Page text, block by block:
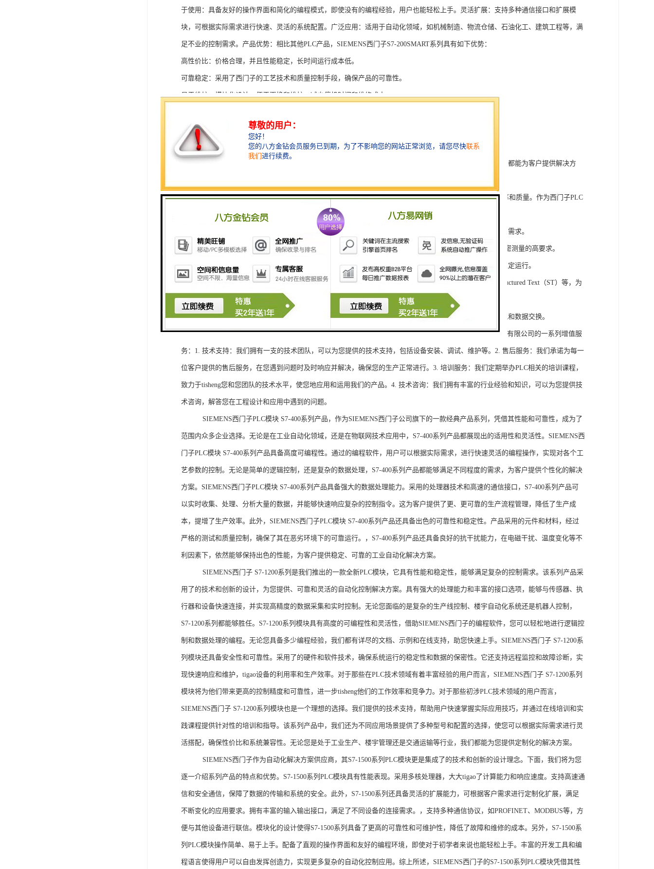
于使用：具备友好的操作界面和简化的编程模式，即使没有的编程经验，用户也能轻松上手。灵活扩展：支持多种通信接口和扩展模
块，可根据实际需求进行快速、灵活的系统配置。广泛应用：适用于自动化领域，如机械制造、物流仓储、石油化工、建筑工程等，满
足不业的控制需求。产品优势：相比其他PLC产品，SIEMENS西门子S7-200SMART系列具有如下优势：
高性价比：价格合理，并且性能稳定，长时间运行成本低。
可靠稳定：采用了西门子的工艺技术和质量控制手段，确保产品的可靠性。
易于维护：模块化设计，便于更换和维护，减少停机时间和维修成本。
灵活配置：多种通信接口和编程模式可选，满足不同用户的个性化要求。
快速部署：配备了完善的软件工具和技术支持，可快速部署系统，缩短项目周期。
在智能科技、自动化科技和机电领域内有着到的见解。无论是提供技术咨询，还是进行技术开发和转让，我们都能为客户提供解决方
SIEMENS西门子PLC模块S7-300系列产品是一系列高可靠性、高性能的工控设备，旨在tisheng生产效率和质量。作为西门子PLC
系列中的重要组成部分，S7-300系列产品具有以下突出特点：
1. 灵活性和可扩展性：S7-300系列产品设计特，可根据客户需求灵活配置输入输出模块，满足不同规模工程的需求。
2. 高速、高精度的模拟量输入输出：S7-300系列产品支持多达8个模拟量输入输出通道，可满足对于控制和精密测量的高要求。
3. 高可靠性和稳定性：S7-300系列产品采用的硬件和软件技术，具有高度可靠性和稳定性，保证系统的长期稳定运行。
4. 灵活可编程：S7-300系列产品采用TIA Portal开发环境，支持多种编程语言，如Ladder Diagram（LD）、Structured Text（ST）等，为
工程师提供了更多编程选择。
5. 可靠的通讯接口：S7-300系列产品配备丰富的通讯接口，可与其他工控设备无缝集成，实现设备之间的通讯和数据交换。
购买SIEMENS西门子PLC模块S7-300系列产品，不仅获得了可靠的工控设备，还将获得浔之漫智控技术(上海)有限公司的一系列增值服
务：1. 技术支持：我们拥有一支的技术团队，可以为您提供的技术支持，包括设备安装、调试、维护等。2. 售后服务：我们承诺为每一
位客户提供的售后服务，在您遇到问题时及时响应并解决，确保您的生产正常进行。3. 培训服务：我们定期举办PLC相关的培训课程，
致力于tisheng您和您团队的技术水平，使您地应用和运用我们的产品。4. 技术咨询：我们拥有丰富的行业经验和知识，可以为您提供技
术咨询，解答您在工程设计和应用中遇到的问题。
SIEMENS西门子PLC模块 S7-400系列产品，作为SIEMENS西门子公司旗下的一款经典产品系列，凭借其性能和可靠性，成为了
范围内众多企业选择。无论是在工业自动化领域，还是在物联网技术应用中，S7-400系列产品都展现出的适用性和灵活性。SIEMENS西
门子PLC模块 S7-400系列产品具备高度可编程性。通过的编程软件，用户可以根据实际需求，进行快速灵活的编程操作，实现对各个工
艺参数的控制。无论是简单的逻辑控制，还是复杂的数据处理，S7-400系列产品都能够满足不同程度的需求，为客户提供个性化的解决
方案。SIEMENS西门子PLC模块 S7-400系列产品具备强大的数据处理能力。采用的处理器技术和高速的通信接口，S7-400系列产品可
以实时收集、处理、分析大量的数据，并能够快速响应复杂的控制指令。这为客户提供了更、更可靠的生产流程管理，降低了生产成
本，提增了生产效率。此外，SIEMENS西门子PLC模块 S7-400系列产品还具备出色的可靠性和稳定性。产品采用的元件和材料，经过
严格的测试和质量控制，确保了其在恶劣环境下的可靠运行。，S7-400系列产品还具备良好的抗干扰能力，在电磁干扰、温度变化等不
利因素下，依然能够保持出色的性能，为客户提供稳定、可靠的工业自动化解决方案。
SIEMENS西门子 S7-1200系列是我们推出的一款全新PLC模块，它具有性能和稳定性，能够满足复杂的控制需求。该系列产品采
用了的技术和创新的设计，为您提供、可靠和灵活的自动化控制解决方案。具有强大的处理能力和丰富的接口选项，能够与传感器、执
行器和设备快速连接，并实现高精度的数据采集和实时控制。无论您面临的是复杂的生产线控制、楼宇自动化系统还是机器人控制，
S7-1200系列都能够胜任。S7-1200系列模块具有高度的可编程性和灵活性，借助SIEMENS西门子的编程软件，您可以轻松地进行逻辑控
制和数据处理的编程。无论您具备多少编程经验，我们都有详尽的文档、示例和在线支持，助您快速上手。SIEMENS西门子 S7-1200系
列模块还具备安全性和可靠性。采用了的硬件和软件技术，确保系统运行的稳定性和数据的保密性。它还支持远程监控和故障诊断，实
现快速响应和维护，tigao设备的利用率和生产效率。对于那些在PLC技术领域有着丰富经验的用户而言，SIEMENS西门子 S7-1200系列
模块将为他们带来更高的控制精度和可靠性，进一步tisheng他们的工作效率和竞争力。对于那些初涉PLC技术领域的用户而言，
SIEMENS西门子 S7-1200系列模块也是一个理想的选择。我们提供的技术支持，帮助用户快速掌握实际应用技巧，并通过在线培训和实
践课程提供针对性的培训和指导。该系列产品中，我们还为不同应用场景提供了多种型号和配置的选择，使您可以根据实际需求进行灵
活搭配，确保性价比和系统兼容性。无论您是处于工业生产、楼宇管理还是交通运输等行业，我们都能为您提供定制化的解决方案。
SIEMENS西门子作为自动化解决方案供应商，其S7-1500系列PLC模块更是集成了的技术和创新的设计理念。下面，我们将为您
逐一介绍系列产品的特点和优势。S7-1500系列PLC模块具有性能表现。采用多核处理器，大大tigao了计算能力和响应速度。支持高速通
信和安全通信，保障了数据的传输和系统的安全。此外，S7-1500系列还具备灵活的扩展能力，可根据客户需求进行定制化扩展，满足
不断变化的应用要求。拥有丰富的输入输出接口，满足了不同设备的连接需求。，支持多种通信协议，如PROFINET、MODBUS等，方
便与其他设备进行联信。模块化的设计使得S7-1500系列具备了更高的可靠性和可维护性，降低了故障和维修的成本。另外，S7-1500系
列PLC模块操作简单、易于上手。配备了直观的操作界面和友好的编程环境，即使对于初学者来说也能轻松上手。丰富的开发工具和编
程语言使得用户可以自由发挥创造力，实现更多复杂的自动化控制应用。综上所述，SIEMENS西门子的S7-1500系列PLC模块凭借其性